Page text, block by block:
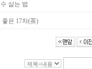
삶는 법
좋은 17차(茶)